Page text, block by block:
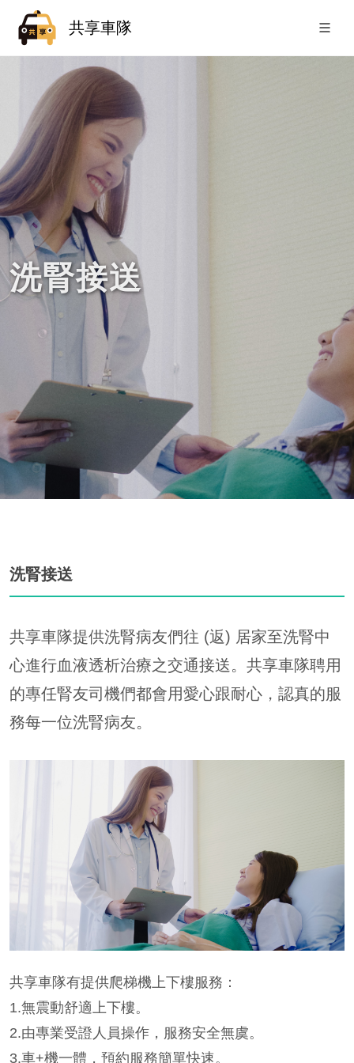
共享車隊
洗腎接送
洗腎接送
共享車隊提供洗腎病友們往 (返) 居家至洗腎中
心進行血液透析治療之交通接送。共享車隊聘用
的專任腎友司機們都會用愛心跟耐心，認真的服
務每一位洗腎病友。
共享車隊有提供爬梯機上下樓服務：
1.無震動舒適上下樓。
2.由專業受證人員操作，服務安全無虞。
3.車+機一體，預約服務簡單快速。